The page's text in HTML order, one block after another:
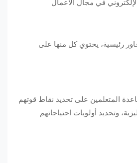
رئيسية، يحتوي كل منها على
المتعلمين على تحديد نقاط قوتهم
وتحديد أولويات احتياجاتهم